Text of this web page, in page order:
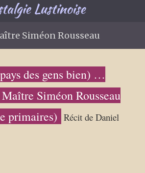
Siméon Rousseau
des gens bien) …
Siméon Rousseau
primaires) Récit de Daniel